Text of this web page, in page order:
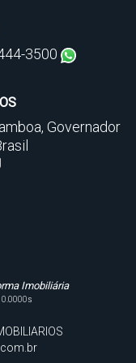
3500
, Governador
Imobiliária